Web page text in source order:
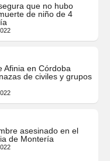
que no hubo
de niño de 4
Afinia en Córdoba
de civiles y grupos
asesinado en el
de Montería